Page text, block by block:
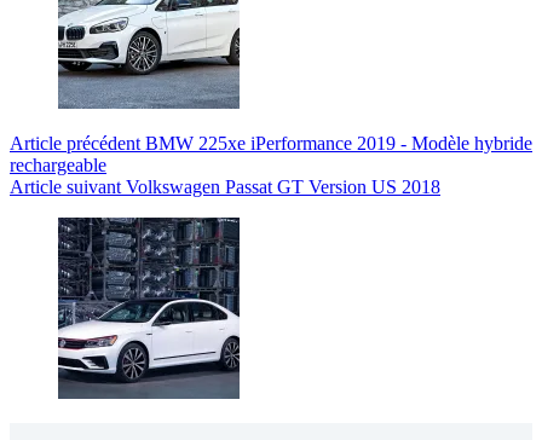
Article précédent BMW 225xe iPerformance 2019 - Modèle hybride
rechargeable
Article suivant Volkswagen Passat GT Version US 2018